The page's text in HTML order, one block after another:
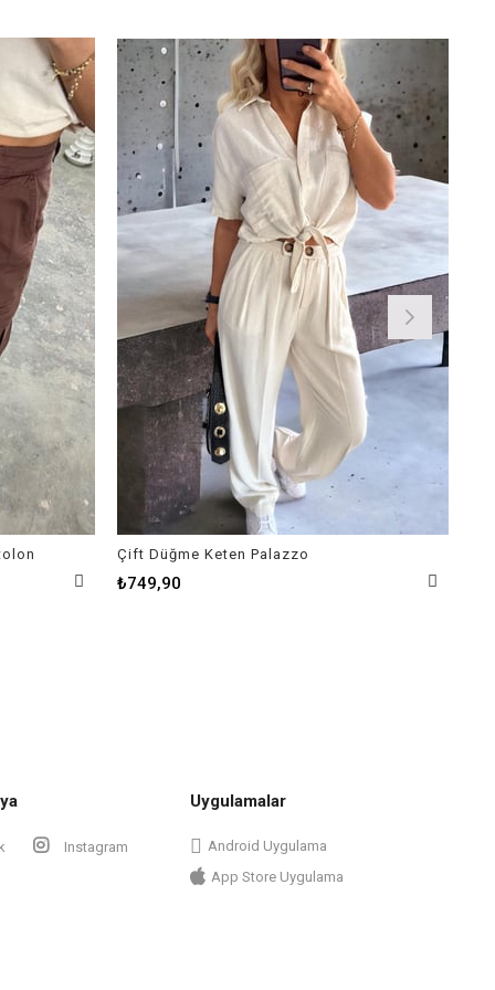
Çift Düğme Keten Palazzo
₺749,90
Instagram
Uygulamalar
Android Uygulama
App Store Uygulama